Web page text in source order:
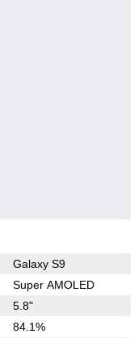
Galaxy S9
Super AMOLED
5.8"
84.1%